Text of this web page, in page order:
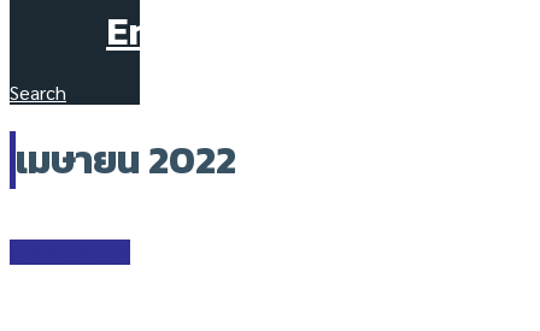
English
Search
เมษายน 2022